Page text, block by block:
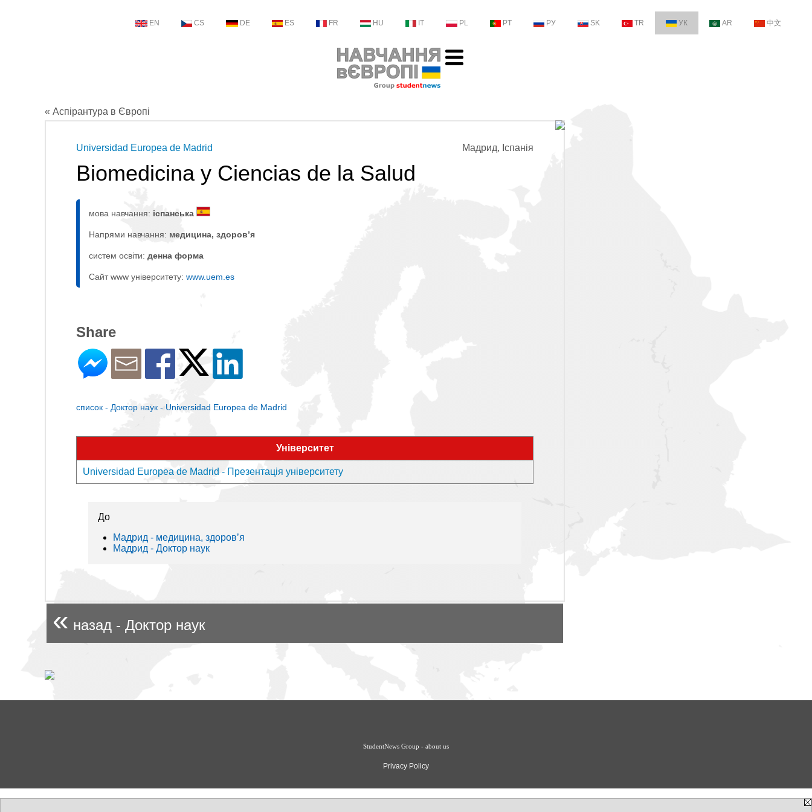
EN CS DE ES FR HU IT PL PT РУ SK TR УК AR 中文
« Аспірантура в Європі
Мадрид, Іспанія
Universidad Europea de Madrid
Biomedicina y Ciencias de la Salud
мова навчання: іспанська
Напрями навчання: медицина, здоров’я
систем освіти: денна форма
Сайт www університету: www.uem.es
Share
список - Доктор наук - Universidad Europea de Madrid
Університет
Universidad Europea de Madrid - Презентація університету
До
Мадрид - медицина, здоров’я
Мадрид - Доктор наук
« назад - Доктор наук
StudentNews Group - about us
Privacy Policy